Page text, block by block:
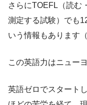
さらにTOEFL（読む
測定する試験）でも
いう情報もあります
この英語力はニュー
英語ゼロでスタート